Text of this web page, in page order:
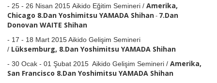
- 25 - 26 Nisan 2015 Aikido Eğitim Semineri / Amerika,
Chicago 8.Dan Yoshimitsu YAMADA Shihan- 7.Dan
Donovan WAITE Shihan
- 17 - 18 Mart 2015 Aikido Gelişim Semineri
/ Lüksemburg, 8.Dan Yoshimitsu YAMADA Shihan
- 30 Ocak - 01 Şubat 2015 Aikido Gelişim Semineri / Amerika,
San Francisco 8.Dan Yoshimitsu YAMADA Shihan